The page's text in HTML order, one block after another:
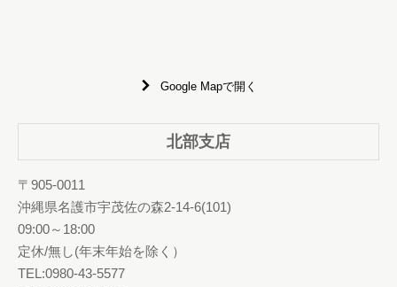
Google Mapで開く
北部支店
〒905-0011
沖縄県名護市宇茂佐の森2-14-6(101)
09:00～18:00
定休/無し(年末年始を除く）
TEL:0980-43-5577